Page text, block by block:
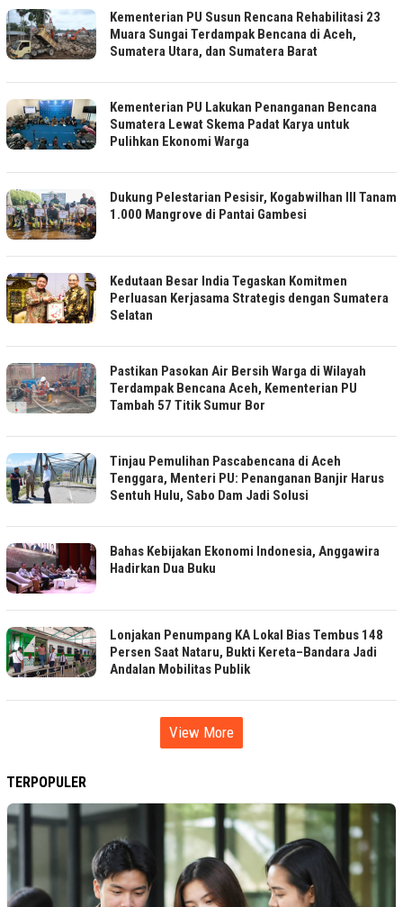
Kementerian PU Susun Rencana Rehabilitasi 23
Muara Sungai Terdampak Bencana di Aceh,
Sumatera Utara, dan Sumatera Barat
Kementerian PU Lakukan Penanganan Bencana
Sumatera Lewat Skema Padat Karya untuk
Pulihkan Ekonomi Warga
Dukung Pelestarian Pesisir, Kogabwilhan III Tanam
1.000 Mangrove di Pantai Gambesi
Kedutaan Besar India Tegaskan Komitmen
Perluasan Kerjasama Strategis dengan Sumatera
Selatan
Pastikan Pasokan Air Bersih Warga di Wilayah
Terdampak Bencana Aceh, Kementerian PU
Tambah 57 Titik Sumur Bor
Tinjau Pemulihan Pascabencana di Aceh
Tenggara, Menteri PU: Penanganan Banjir Harus
Sentuh Hulu, Sabo Dam Jadi Solusi
Bahas Kebijakan Ekonomi Indonesia, Anggawira
Hadirkan Dua Buku
Lonjakan Penumpang KA Lokal Bias Tembus 148
Persen Saat Nataru, Bukti Kereta–Bandara Jadi
Andalan Mobilitas Publik
View More
TERPOPULER